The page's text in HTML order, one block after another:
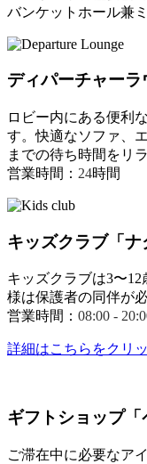
バンケットホール兼
ディパーチャーラ
ロビー内にある便利
す。快適なソファ、
までの待ち時間をリ
営業時間： 24時間
キッズクラブ「ナ
キッズクラブは3〜
様は保護者の同伴が必
営業時間： 08:00 -
詳細はこちらをクリ
ギフトショップ「
ご滞在中に必要なア